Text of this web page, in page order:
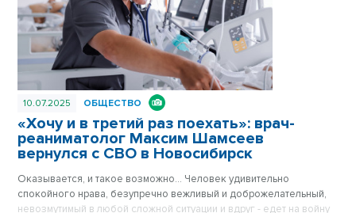
10.07.2025 ОБЩЕСТВО
«Хочу и в третий раз поехать»: врач-
реаниматолог Максим Шамсеев
вернулся с СВО в Новосибирск
Оказывается, и такое возможно… Человек удивительно
спокойного нрава, безупречно вежливый и доброжелательный,
невозмутимый в любой сложной ситуации и вдруг - едет на войну